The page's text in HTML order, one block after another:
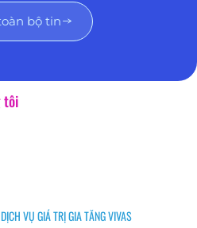
bộ tin
tôi
VỤ GIÁ TRỊ GIA TĂNG VIVAS